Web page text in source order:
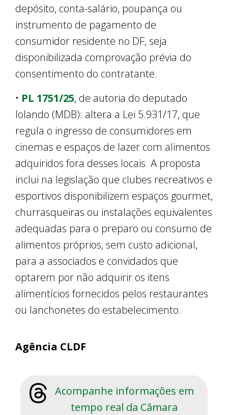
depósito, conta-salário, poupança ou
instrumento de pagamento de
consumidor residente no DF, seja
disponibilizada comprovação prévia do
consentimento do contratante.
• PL 1751/25, de autoria do deputado
Iolando (MDB): altera a Lei 5.931/17, que
regula o ingresso de consumidores em
cinemas e espaços de lazer com alimentos
adquiridos fora desses locais. A proposta
inclui na legislação que clubes recreativos e
esportivos disponibilizem espaços gourmet,
churrasqueiras ou instalações equivalentes
adequadas para o preparo ou consumo de
alimentos próprios, sem custo adicional,
para a associados e convidados que
optarem por não adquirir os itens
alimentícios fornecidos pelos restaurantes
ou lanchonetes do estabelecimento.
Agência CLDF
Acompanhe informações em
tempo real da Câmara